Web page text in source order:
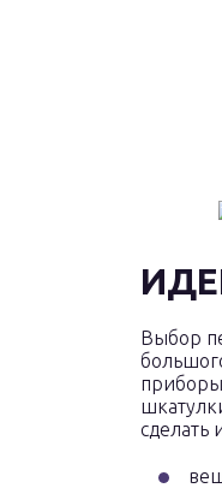
Выбор
приборы
сделать